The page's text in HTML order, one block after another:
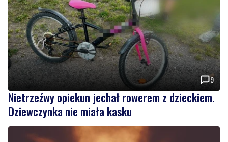
9
Nietrzeźwy opiekun jechał rowerem z dzieckiem.
Dziewczynka nie miała kasku